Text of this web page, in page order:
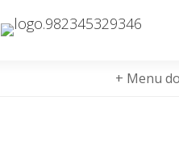
+ Menu